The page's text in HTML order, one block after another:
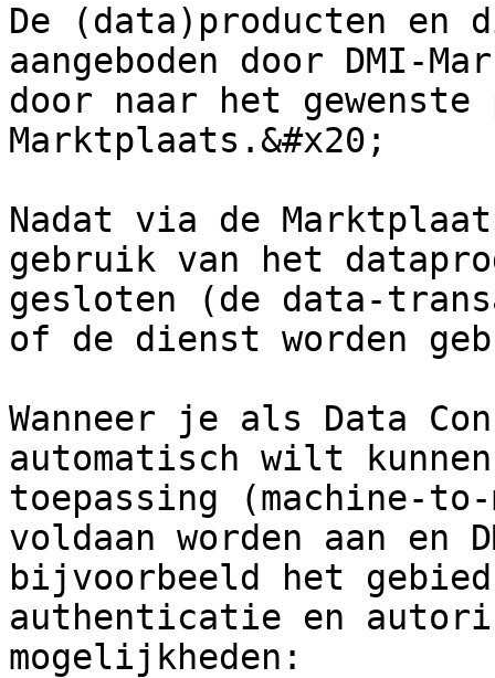
De (data)producten en
aangeboden door DMI-
door naar het gewenste
Marktplaats.&#x20;
Nadat via de
gebruik van het
gesloten (de data-
of de dienst worden
Wanneer je als Data
automatisch wilt
toepassing (machine-
voldaan worden aan
bijvoorbeeld het
authenticatie en
mogelijkheden: